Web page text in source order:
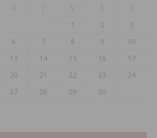
X J V S
D
1
2
3
6 7 8 9
10
13 14 15 16
17
20 21 22 23
24
27 28 29 30